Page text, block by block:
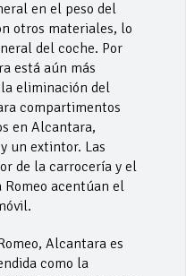
en el peso del
otros materiales, lo
del coche. Por
está aún más
la eliminación del
compartimentos
en Alcantara,
un extintor. Las
de la carrocería y el
Romeo acentúan el
Alcantara es
como la